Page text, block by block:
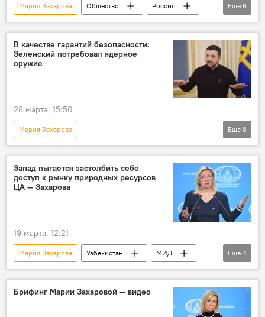
Мария Захарова Общество
Россия
Москва
МИА "Россия Сегодня"
дипломат
Журналист
Дмитрий Киселев
Еще 6
В качестве гарантий безопасности:
Зеленский потребовал ядерное
оружие
28 марта, 15:50
Мария Захарова
Спецоперация России по защите Донбасса
Владимир Зеленский
Россия
Еще 8
Запад пытается застолбить себе
доступ к рынку природных ресурсов
ЦА — Захарова
19 марта, 12:21
Мария Захарова Узбекистан
МИД
Россия
Центральная Азия
Запад
Пресс-центр
Еще 4
Брифинг Марии Захаровой — видео